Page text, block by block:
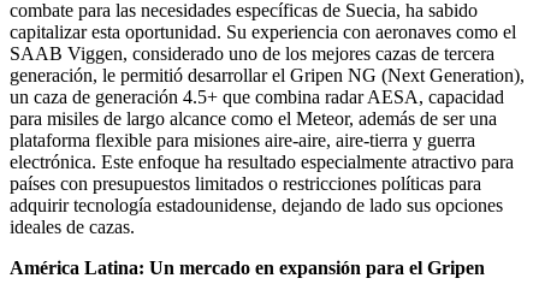
combate para las necesidades específicas de Suecia, ha sabido
capitalizar esta oportunidad. Su experiencia con aeronaves como el
SAAB Viggen, considerado uno de los mejores cazas de tercera
generación, le permitió desarrollar el Gripen NG (Next Generation),
un caza de generación 4.5+ que combina radar AESA, capacidad
para misiles de largo alcance como el Meteor, además de ser una
plataforma flexible para misiones aire-aire, aire-tierra y guerra
electrónica. Este enfoque ha resultado especialmente atractivo para
países con presupuestos limitados o restricciones políticas para
adquirir tecnología estadounidense, dejando de lado sus opciones
ideales de cazas.
América Latina: Un mercado en expansión para el Gripen